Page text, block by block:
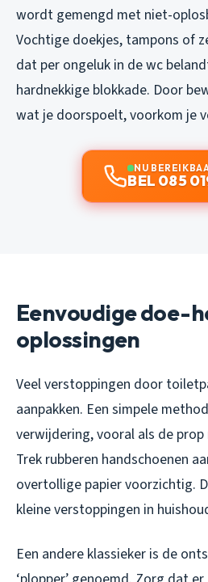
wordt gemengd met niet-
Vochtige doekjes, tampons of
dat per ongeluk in de wc
hardnekkige blokkade. Door
wat je doorspoelt, voorkom je
NU
BEL 085
Eenvoudige doe-
oplossingen
Veel verstoppingen door
aanpakken. Een simpele
verwijdering, vooral als de
Trek rubberen handschoenen
overtollige papier voorzichtig.
kleine verstoppingen in
Een andere klassieker is de